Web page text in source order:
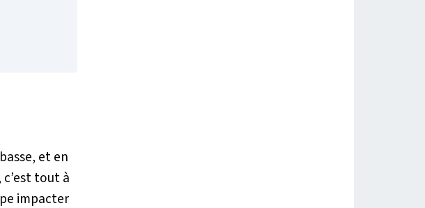
et en
tout à
impacter